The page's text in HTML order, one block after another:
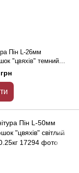
Пін L-26мм
"цвяхів" темний